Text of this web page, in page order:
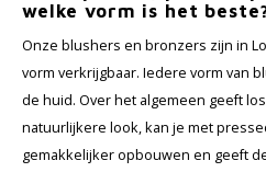
welke vorm is het beste?
Onze blushers en bronzers zijn in
vorm verkrijgbaar. Iedere vorm van
de huid. Over het algemeen geeft
natuurlijkere look, kan je met
gemakkelijker opbouwen en geeft